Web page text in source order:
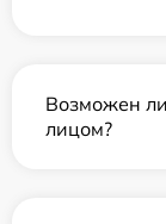
Возможен
лицом?